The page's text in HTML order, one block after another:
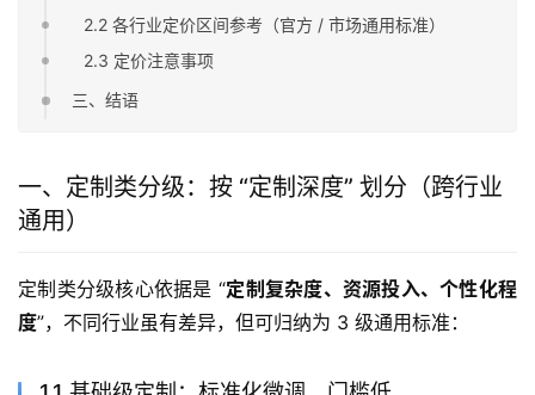
2.2 各行业定价区间参考（官方 / 市场通用标准）
2.3 定价注意事项
三、结语
一、定制类分级：按 “定制深度” 划分（跨行业
通用）
定制类分级核心依据是 “定制复杂度、资源投入、个性化程
度”，不同行业虽有差异，但可归纳为 3 级通用标准：